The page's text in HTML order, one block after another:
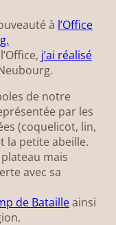
à l’Office
j’ai réalisé
de notre
par les
(coquelicot, lin,
la petite abeille.
mais
avec sa
de Batailleainsi